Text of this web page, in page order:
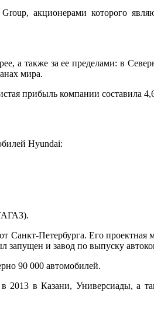
акционерами которого
а также за ее пределами: в
мира.
прибыль компании составила
Hyundai:
Санкт-Петербурга. Его
запущен и завод по выпуску
90 000 автомобилей.
2013 в Казани, Универсиады, а